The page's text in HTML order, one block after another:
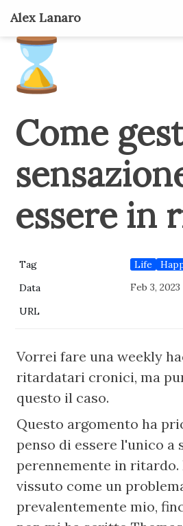
Alex Lanaro
⌛
Come
essere in
Tag Life
Data
Feb 3, 2023
URL
Vorrei fare una weekly
ritardatari cronici, ma
questo il caso.
Questo argomento ha
penso di essere l'unico a
perennemente in ritardo.
vissuto come un
prevalentemente mio,